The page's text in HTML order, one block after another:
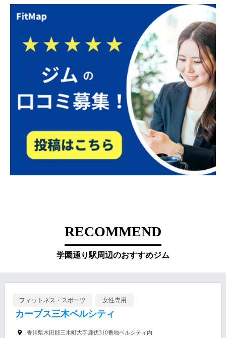
RECOMMEND
学園通り駅周辺のおすすめジム
フィットネス・スポーツ 女性専用
カーブス三木ベルシティ
香川県木田郡三木町大字鹿伏310番地ベルシティ内